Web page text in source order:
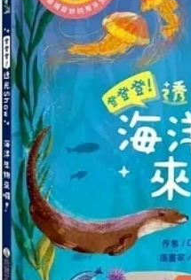
Open media 0 in modal